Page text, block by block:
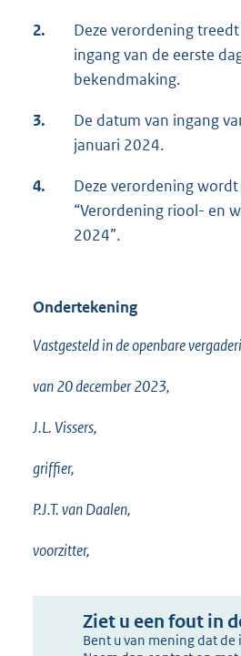
2.
Deze verordening
ingang van de eerste
bekendmaking.
3.
De datum van ingang
januari 2024.
4.
Deze verordening
“Verordening riool- en
2024”.
Ondertekening
Vastgesteld in de openbare
van 20 december 2023,
J.L. Vissers,
griffier,
P.J.T. van Daalen,
voorzitter,
Ziet u een fout in
Bent u van mening dat